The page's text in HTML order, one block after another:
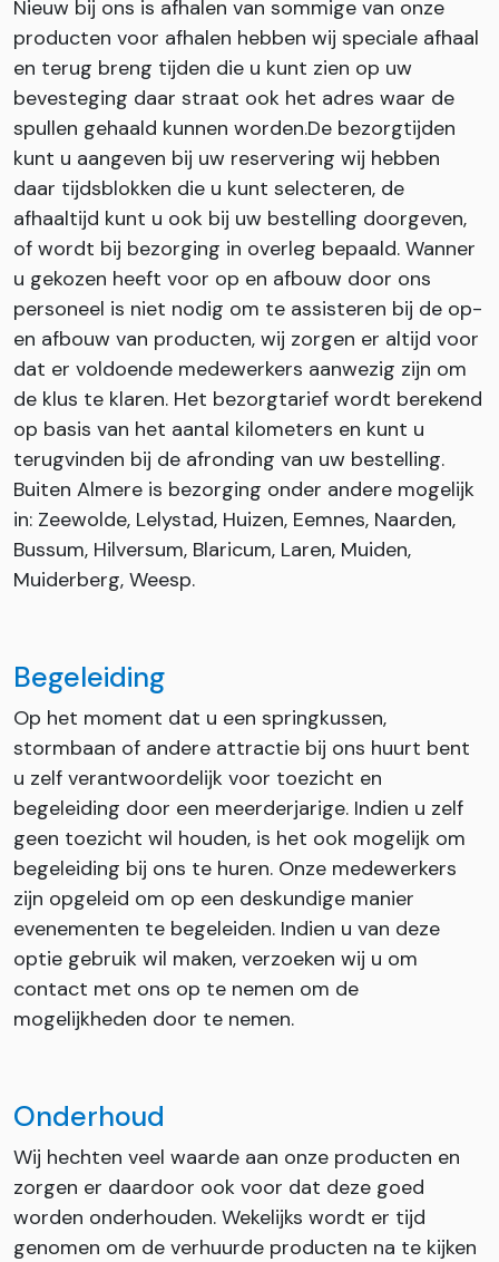
Nieuw bij ons is afhalen van sommige van onze
producten voor afhalen hebben wij speciale afhaal
en terug breng tijden die u kunt zien op uw
bevesteging daar straat ook het adres waar de
spullen gehaald kunnen worden.De bezorgtijden
kunt u aangeven bij uw reservering wij hebben
daar tijdsblokken die u kunt selecteren, de
afhaaltijd kunt u ook bij uw bestelling doorgeven,
of wordt bij bezorging in overleg bepaald. Wanner
u gekozen heeft voor op en afbouw door ons
personeel is niet nodig om te assisteren bij de op-
en afbouw van producten, wij zorgen er altijd voor
dat er voldoende medewerkers aanwezig zijn om
de klus te klaren. Het bezorgtarief wordt berekend
op basis van het aantal kilometers en kunt u
terugvinden bij de afronding van uw bestelling.
Buiten Almere is bezorging onder andere mogelijk
in: Zeewolde, Lelystad, Huizen, Eemnes, Naarden,
Bussum, Hilversum, Blaricum, Laren, Muiden,
Muiderberg, Weesp.
Begeleiding
Op het moment dat u een springkussen,
stormbaan of andere attractie bij ons huurt bent
u zelf verantwoordelijk voor toezicht en
begeleiding door een meerderjarige. Indien u zelf
geen toezicht wil houden, is het ook mogelijk om
begeleiding bij ons te huren. Onze medewerkers
zijn opgeleid om op een deskundige manier
evenementen te begeleiden. Indien u van deze
optie gebruik wil maken, verzoeken wij u om
contact met ons op te nemen om de
mogelijkheden door te nemen.
Onderhoud
Wij hechten veel waarde aan onze producten en
zorgen er daardoor ook voor dat deze goed
worden onderhouden. Wekelijks wordt er tijd
genomen om de verhuurde producten na te kijken